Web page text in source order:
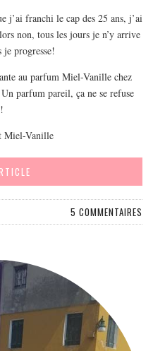
j’ai franchi le cap des 25 ans, j’ai
non, tous les jours je n’y arrive
je progresse!
au parfum Miel-Vanille chez
parfum pareil, ça ne se refuse
5 COMMENTAIRES